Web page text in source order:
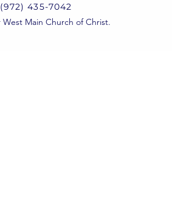
(972) 435-7042
Main Church of Christ.